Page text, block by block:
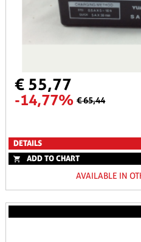
€ 55,77
-14,77% € 65,44
DETAILS
ADD TO CHART
AVAILABLE IN